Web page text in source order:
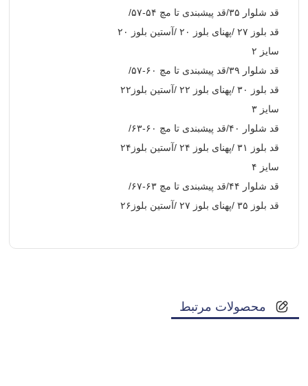
قد شلوار ۳۵/قد پیشبندی تا مچ ۵۴-۵۷/
قد بلوز ۲۷ /پهنای بلوز ۲۰ /آستین بلوز ۲۰
سایز ۲
قد شلوار ۳۹/قد پیشبندی تا مچ ۶۰-۵۷/
قد بلوز ۳۰ /پهنای بلوز ۲۲ /آستین بلوز۲۲
سایز ۳
قد شلوار ۴۰/قد پیشبندی تا مچ ۶۰-۶۳/
قد بلوز ۳۱ /پهنای بلوز ۲۴ /آستین بلوز۲۴
سایز ۴
قد شلوار ۴۴/قد پیشبندی تا مچ ۶۳-۶۷/
قد بلوز ۳۵ /پهنای بلوز ۲۷ /آستین بلوز۲۶
محصولات مرتبط